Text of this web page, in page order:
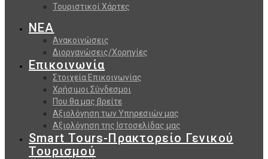
Τουριστικοί Χάρτες
ΝΕΑ
Ανακοινώσεις
Διοργανώσεις/Χορηγίες
Επικοινωνία
Στοιχεία Επικοινωνίας
Χρήσιμοι Σύνδεσμοι
Που θα μας βρείτε
Αξιολόγηση των Υπηρεσιών μας
Αξιολόγηση της Ιστοσελίδας μας
Smart Tours-Πρακτορείο Γενικού
Τουρισμού